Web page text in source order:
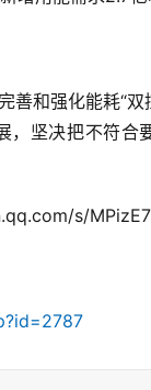
善和强化能耗“
，坚决把不符
s/